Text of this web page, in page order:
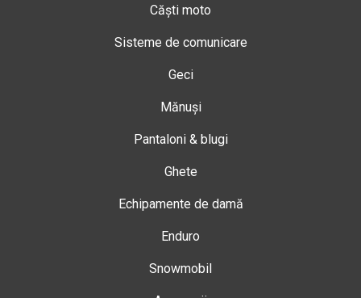
Căști moto
Sisteme de comunicare
Geci
Mănuși
Pantaloni & blugi
Ghete
Echipamente de damă
Enduro
Snowmobil